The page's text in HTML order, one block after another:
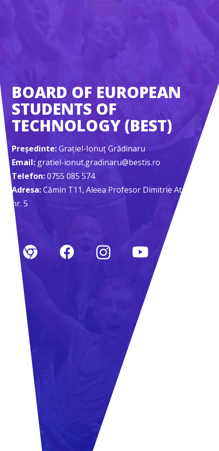
BOARD OF EUROPEAN
STUDENTS OF
TECHNOLOGY (BEST)
Președinte:Grațiel-Ionuț Grădinaru
Email: gratiel-ionut.gradinaru@bestis.ro
Telefon:0755 085 574
Adresa:Cămin T11, Aleea Profesor Dimitrie Atanasiu
nr. 5